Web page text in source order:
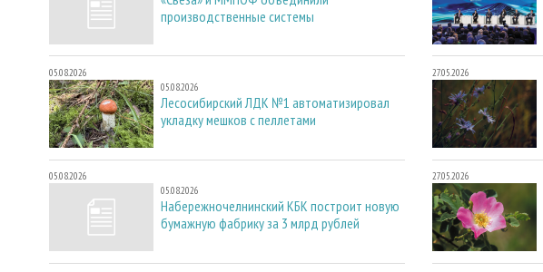
производственные системы
05.08.2026
05.08.2026
Лесосибирский ЛДК №1 автоматизировал
укладку мешков с пеллетами
05.08.2026
05.08.2026
Набережночелнинский КБК построит новую
бумажную фабрику за 3 млрд рублей
27.05.2026
27.05.2026